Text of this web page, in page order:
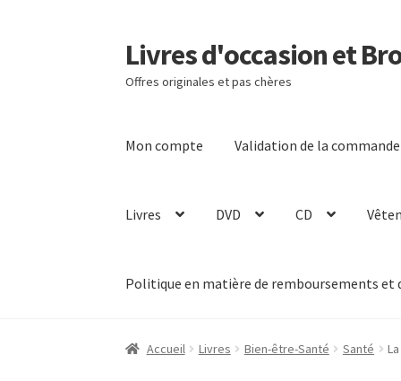
Aller
à
la
Aller
au
contenu
Livres d'occasion et
Offres originales et pas chères
Mon compte Validation de la commande
Livres DVD CD
Politique en matière de remboursements et
Accueil Livres Bien-être-Santé Santé